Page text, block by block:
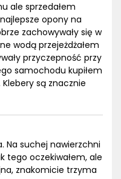
ale sprzedałem
opony na
zachowywały się w
wodą przejeżdżałem
przyczepność przy
samochodu kupiłem
są znacznie
Na suchej nawierzchni
tego oczekiwałem, ale
znakomicie trzyma